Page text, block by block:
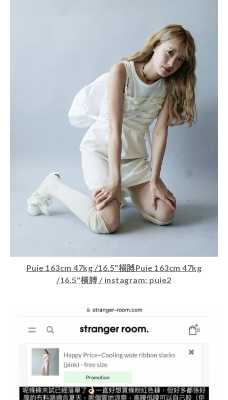
Puie 163cm 47kg /16.5"橫膊Puie 163cm 47kg
/16.5"橫膊 / instagram: puie2